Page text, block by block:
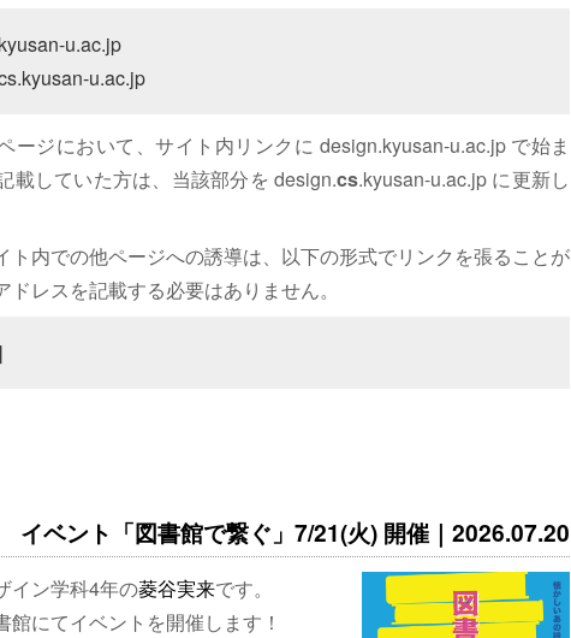
u.ac.jp
u.ac.jp
ージにおいて、サイト内リンクに design.kyusan-u.ac.jp で始ま
載していた方は、当該部分を design.cs.kyusan-u.ac.jp に更新し
ト内での他ページへの誘導は、以下の形式でリンクを張ることが
ドレスを記載する必要はありません。
イベント「図書館で繋ぐ」7/21(火) 開催｜2026.07.20
イン学科4年の菱谷実来です。
館にてイベントを開催します！